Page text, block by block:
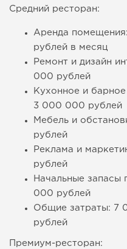
Средний ресторан:
Аренда
рублей в месяц
Ремонт и дизайн
000 рублей
Кухонное и
3 000 000 рублей
Мебель и
рублей
Реклама и
рублей
Начальные
000 рублей
Общие затраты: 7
рублей
Премиум-ресторан: